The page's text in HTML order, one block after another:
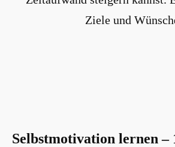
Selbstmotivation lernen –